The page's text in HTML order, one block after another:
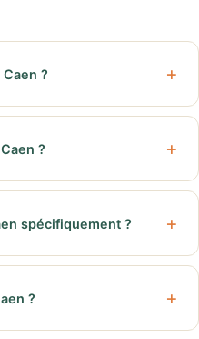
?
?
spécifiquement ?
?